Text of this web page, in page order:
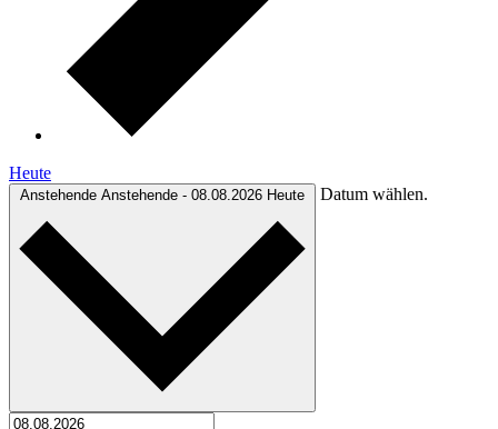
Heute
Anstehende Anstehende - 08.08.2026 Heute Datum wählen.